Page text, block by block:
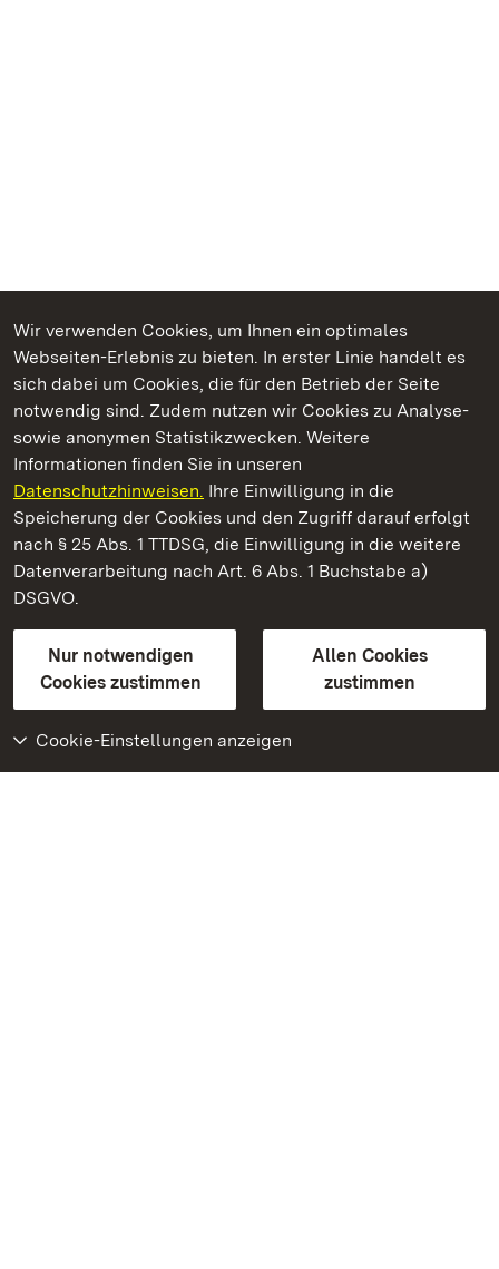
Wir verwenden Cookies, um Ihnen ein optimales
Webseiten-Erlebnis zu bieten. In erster Linie handelt es
sich dabei um Cookies, die für den Betrieb der Seite
notwendig sind. Zudem nutzen wir Cookies zu Analyse-
sowie anonymen Statistikzwecken. Weitere
Informationen finden Sie in unseren
Datenschutzhinweisen. Ihre Einwilligung in die
Speicherung der Cookies und den Zugriff darauf erfolgt
nach § 25 Abs. 1 TTDSG, die Einwilligung in die weitere
Datenverarbeitung nach Art. 6 Abs. 1 Buchstabe a)
DSGVO.
Nur notwendigen
Cookies zustimmen
Allen Cookies
zustimmen
Cookie-Einstellungen anzeigen
Kommen. Staunen. Genießen.
Staatliche Schlösser und Gärten Baden‑Württemberg
Staatliche Schlösser und Gärten Baden-Württemberg
Kontakt
GebärdenspracheLeichte Sprache
Erklärung zur Barrierefreiheit
BITV-konform (geprüfte Seiten)
Weiteres